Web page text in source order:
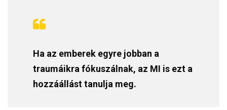
Ha az emberek egyre jobban a
traumáikra fókuszálnak, az MI is ezt a
hozzáállást tanulja meg.